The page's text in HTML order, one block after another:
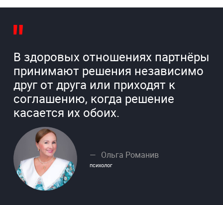
В здоровых отношениях партнёры
принимают решения независимо
друг от друга или приходят к
соглашению, когда решение
касается их обоих.
Ольга Романив
психолог